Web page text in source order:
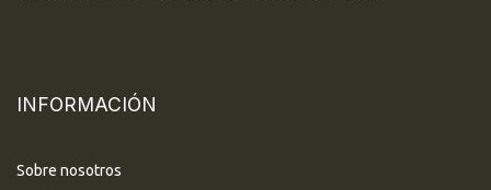
INFORMACIÓN
Sobre nosotros